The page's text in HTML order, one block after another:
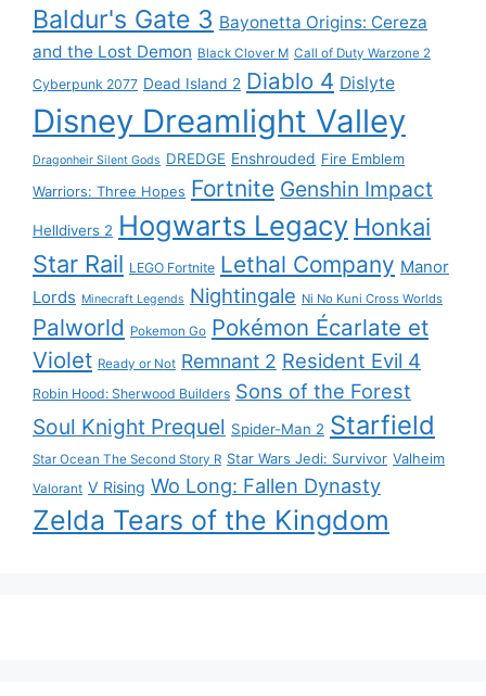
Baldur's Gate 3 Bayonetta Origins: Cereza
and the Lost Demon Black Clover M Call of Duty Warzone 2
Cyberpunk 2077 Dead Island 2 Diablo 4 Dislyte
Disney Dreamlight Valley
Dragonheir Silent Gods DREDGE Enshrouded Fire Emblem
Warriors: Three Hopes Fortnite Genshin Impact
Helldivers 2 Hogwarts Legacy Honkai
Star Rail LEGO Fortnite Lethal Company Manor
Lords Minecraft Legends Nightingale Ni No Kuni Cross Worlds
Palworld Pokemon Go Pokémon Écarlate et
Violet Ready or Not Remnant 2 Resident Evil 4
Robin Hood: Sherwood Builders Sons of the Forest
Soul Knight Prequel Spider-Man 2 Starfield
Star Ocean The Second Story R Star Wars Jedi: Survivor Valheim
Valorant V Rising Wo Long: Fallen Dynasty
Zelda Tears of the Kingdom